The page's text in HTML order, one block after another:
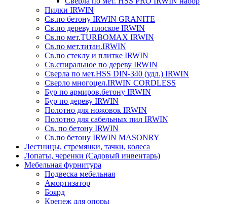
Пилки IRWIN
Св.по бетону IRWIN GRANITE
Св.по дереву плоское IRWIN
Св.по мет.TURBOMAX IRWIN
Св.по мет.титан.IRWIN
Св.по стеклу и плитке IRWIN
Св.спиральное по дереву IRWIN
Сверла по мет.HSS DIN-340 (удл.) IRWIN
Сверло многоцел.IRWIN CORDLESS
Бур по армиров.бетону IRWIN
Бур по дереву IRWIN
Полотно для ножовок IRWIN
Полотно для сабельных пил IRWIN
Св. по бетону IRWIN
Св.по бетону IRWIN MASONRY
Лестницы, стремянки, тачки, колеса
Лопаты, черенки (Садовый инвентарь)
Мебельная фурнитура
Подвеска мебельная
Амортизатор
Боярд
Крепеж для опоры